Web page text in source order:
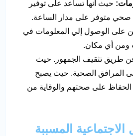
حيث أنها تساعد على توفير
متوفر على مدار الساعة.
على الوصول إلي المعلومات في
أي مكان.
طريق تثقيف الجمهور. حيث
المرافق الصحية. حيث يصبح
الحفاظ على صحتهم والوقاية من
الاجتماعية المسببة